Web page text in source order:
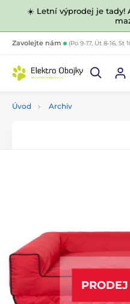
☀️ Letní výprodej je tady!
Zavolejte nám (Po 9-17, Út 8-16, St
Úvod Archiv